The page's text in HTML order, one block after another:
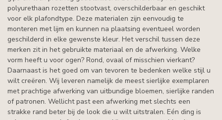
polyurethaan rozetten stootvast, overschilderbaar en geschikt
voor elk plafondtype. Deze materialen zijn eenvoudig te
monteren met lijm en kunnen na plaatsing eventueel worden
geschilderd in elke gewenste kleur. Het verschil tussen deze
merken zit in het gebruikte materiaal en de afwerking. Welke
vorm heeft u voor ogen? Rond, ovaal of misschien vierkant?
Daarnaast is het goed om van tevoren te bedenken welke stijl u
wilt creëren. Wij leveren namelijk de meest sierlijke exemplaren
met prachtige afwerking van uitbundige bloemen, sierlijke randen
of patronen. Wellicht past een afwerking met slechts een
strakke rand beter bij de look die u wilt uitstralen. Eén ding is